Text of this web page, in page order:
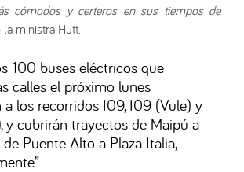
cómodos y certeros en sus tiempos de
la ministra Hutt.
100 buses eléctricos que
calles el próximo lunes
a los recorridos I09, I09 (Vule) y
y cubrirán trayectos de Maipú a
Puente Alto a Plaza Italia,
”